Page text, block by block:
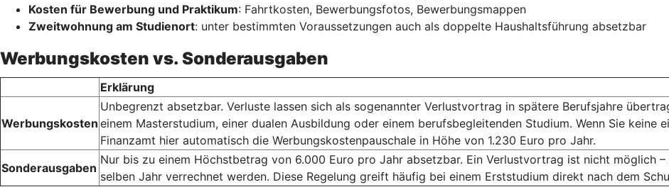
Kosten für Bewerbung und Praktikum: Fahrtkosten, Bewerbungsfotos, Bewerbungsmappen
Zweitwohnung am Studienort: unter bestimmten Voraussetzungen auch als doppelte Haushaltsführung absetzbar
Werbungskosten vs. Sonderausgaben
Erklärung
Werbungskosten
Unbegrenzt absetzbar. Verluste lassen sich als sogenannter Verlustvortrag in spätere Berufsjahre
einem Masterstudium, einer dualen Ausbildung oder einem berufsbegleitenden Studium. Wenn Sie keine
Finanzamt hier automatisch die Werbungskostenpauschale in Höhe von 1.230 Euro pro Jahr.
Sonderausgaben
Nur bis zu einem Höchstbetrag von 6.000 Euro pro Jahr absetzbar. Ein Verlustvortrag ist nicht möglich
selben Jahr verrechnet werden. Diese Regelung greift häufig bei einem Erststudium direkt nach dem